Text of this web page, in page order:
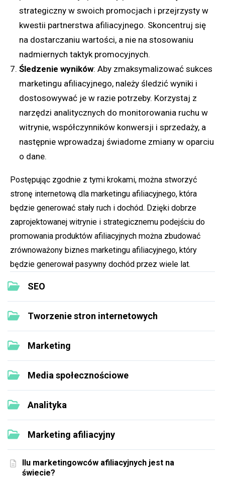
SEO
Tworzenie stron internetowych
Marketing
Media społecznościowe
Analityka
Marketing afiliacyjny
Ilu marketingowców afiliacyjnych jest na
świecie?
strategiczny w swoich promocjach i przejrzysty w
kwestii partnerstwa afiliacyjnego. Skoncentruj się
na dostarczaniu wartości, a nie na stosowaniu
nadmiernych taktyk promocyjnych.
Śledzenie wyników: Aby zmaksymalizować sukces
marketingu afiliacyjnego, należy śledzić wyniki i
dostosowywać je w razie potrzeby. Korzystaj z
narzędzi analitycznych do monitorowania ruchu w
witrynie, współczynników konwersji i sprzedaży, a
następnie wprowadzaj świadome zmiany w oparciu
o dane.
Postępując zgodnie z tymi krokami, można stworzyć
stronę internetową dla marketingu afiliacyjnego, która
będzie generować stały ruch i dochód. Dzięki dobrze
zaprojektowanej witrynie i strategicznemu podejściu do
promowania produktów afiliacyjnych można zbudować
zrównoważony biznes marketingu afiliacyjnego, który
będzie generował pasywny dochód przez wiele lat.